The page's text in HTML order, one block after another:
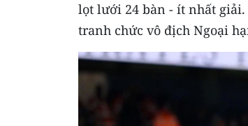
lọt lưới 24 bàn - ít nhất
tranh chức vô địch Ngoại